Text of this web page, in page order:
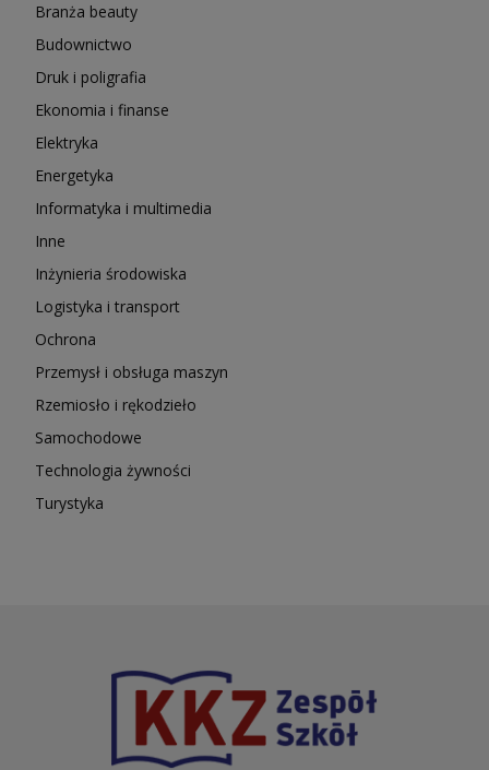
Branża beauty
Budownictwo
Druk i poligrafia
Ekonomia i finanse
Elektryka
Energetyka
Informatyka i multimedia
Inne
Inżynieria środowiska
Logistyka i transport
Ochrona
Przemysł i obsługa maszyn
Rzemiosło i rękodzieło
Samochodowe
Technologia żywności
Turystyka